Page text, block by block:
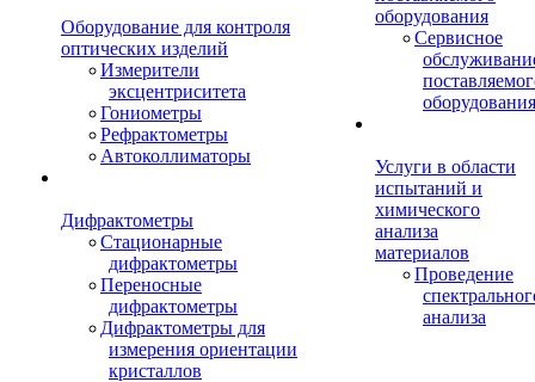
Оборудование для контроля
оптических изделий
Измерители
эксцентриситета
Гониометры
Рефрактометры
Автоколлиматоры
Дифрактометры
Стационарные
дифрактометры
Переносные
дифрактометры
Дифрактометры для
измерения ориентации
кристаллов
оборудования
Сервисное
оборудования
Услуги в области
испытаний и
химического
анализа
материалов
Проведение
анализа